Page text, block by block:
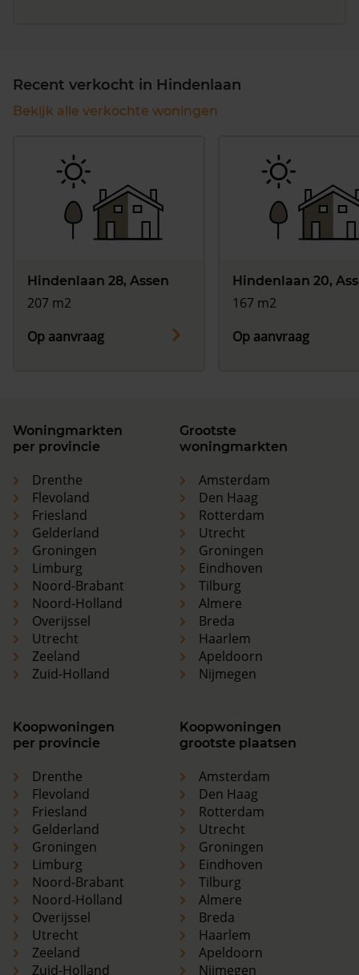
Recent verkocht in Hindenlaan
Bekijk alle verkochte woningen
Hindenlaan 28, Assen
207 m2
Op aanvraag
Hindenlaan 20,
167 m2
Op aanvraag
Woningmarkten
per provincie
Drenthe
Flevoland
Friesland
Gelderland
Groningen
Limburg
Noord-Brabant
Noord-Holland
Overijssel
Utrecht
Zeeland
Zuid-Holland
Grootste
woningmarkten
Amsterdam
Den Haag
Rotterdam
Utrecht
Groningen
Eindhoven
Tilburg
Almere
Breda
Haarlem
Apeldoorn
Nijmegen
Koopwoningen
per provincie
Drenthe
Flevoland
Friesland
Gelderland
Groningen
Limburg
Noord-Brabant
Noord-Holland
Overijssel
Utrecht
Zeeland
Zuid-Holland
Koopwoningen
grootste plaatsen
Amsterdam
Den Haag
Rotterdam
Utrecht
Groningen
Eindhoven
Tilburg
Almere
Breda
Haarlem
Apeldoorn
Nijmegen